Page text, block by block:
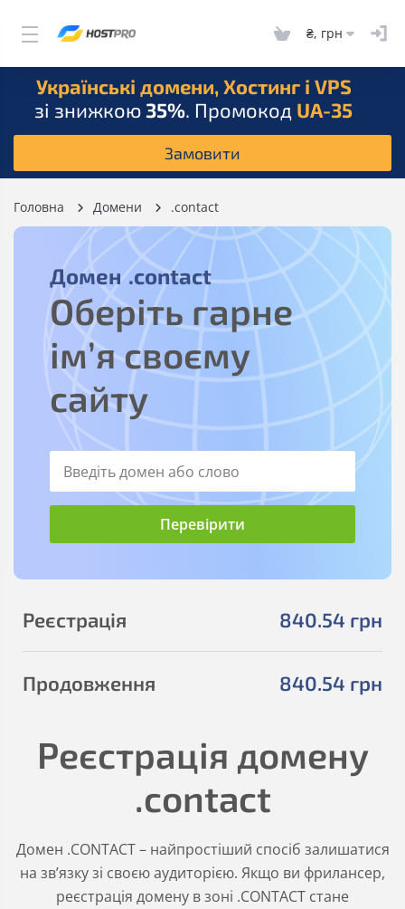
₴, грн
Українські домени, Хостинг і VPS
зі знижкою 35%. Промокод UA-35
Замовити
Головна Домени .contact
Домен .contact
Оберіть гарне
ім’я своєму
сайту
840.54 грн
Реєстрація
840.54 грн
Продовження
Реєстрація домену
.contact
Домен .CONTACT – найпростіший спосіб залишатися
на зв’язку зі своєю аудиторією. Якщо ви фрилансер,
реєстрація домену в зоні .CONTACT стане